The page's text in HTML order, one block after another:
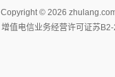
Copyright © 2026
增值电信业务经营许可证苏